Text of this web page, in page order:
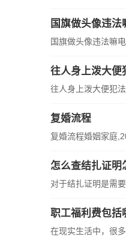
国旗做头像违法
国旗做头像违法嘛
往人身上泼大便
往人身上泼大便犯
复婚流程
复婚流程婚姻家庭
怎么查结扎证明
对于结扎证明是需
职工福利费包括
在现实生活中，很